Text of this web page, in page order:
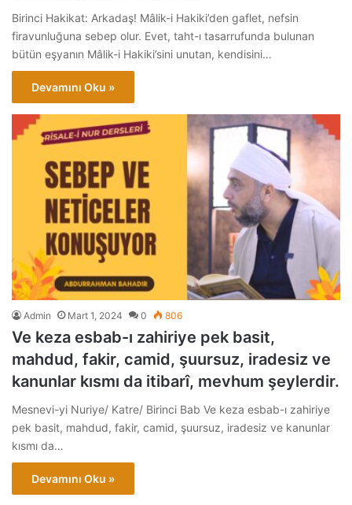
Birinci Hakikat: Arkadaş! Mâlik-i Hakiki’den gaflet, nefsin
firavunluğuna sebep olur. Evet, taht-ı tasarrufunda bulunan
bütün eşyanın Mâlik-i Hakiki’sini unutan, kendisini…
Devamını Oku »
Admin Mart 1, 2024 0 806
Ve keza esbab-ı zahiriye pek basit,
mahdud, fakir, camid, şuursuz, iradesiz ve
kanunlar kısmı da itibarî, mevhum şeylerdir.
Mesnevi-yi Nuriye/ Katre/ Birinci Bab Ve keza esbab-ı zahiriye
pek basit, mahdud, fakir, camid, şuursuz, iradesiz ve kanunlar
kısmı da…
Devamını Oku »